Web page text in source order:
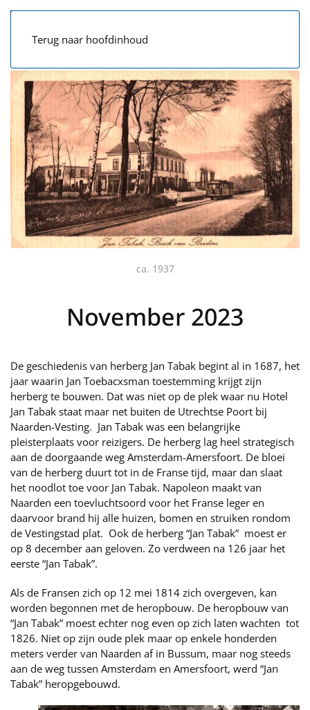
Terug naar hoofdinhoud
ca. 1937
November 2023
De geschiedenis van herberg Jan Tabak begint al in 1687, het
jaar waarin Jan Toebacxsman toestemming krijgt zijn
herberg te bouwen. Dat was niet op de plek waar nu Hotel
Jan Tabak staat maar net buiten de Utrechtse Poort bij
Naarden-Vesting. Jan Tabak was een belangrijke
pleisterplaats voor reizigers. De herberg lag heel strategisch
aan de doorgaande weg Amsterdam-Amersfoort. De bloei
van de herberg duurt tot in de Franse tijd, maar dan slaat
het noodlot toe voor Jan Tabak. Napoleon maakt van
Naarden een toevluchtsoord voor het Franse leger en
daarvoor brand hij alle huizen, bomen en struiken rondom
de Vestingstad plat. Ook de herberg “Jan Tabak” moest er
op 8 december aan geloven. Zo verdween na 126 jaar het
eerste “Jan Tabak”.
Als de Fransen zich op 12 mei 1814 zich overgeven, kan
worden begonnen met de heropbouw. De heropbouw van
“Jan Tabak” moest echter nog even op zich laten wachten tot
1826. Niet op zijn oude plek maar op enkele honderden
meters verder van Naarden af in Bussum, maar nog steeds
aan de weg tussen Amsterdam en Amersfoort, werd “Jan
Tabak” heropgebouwd.